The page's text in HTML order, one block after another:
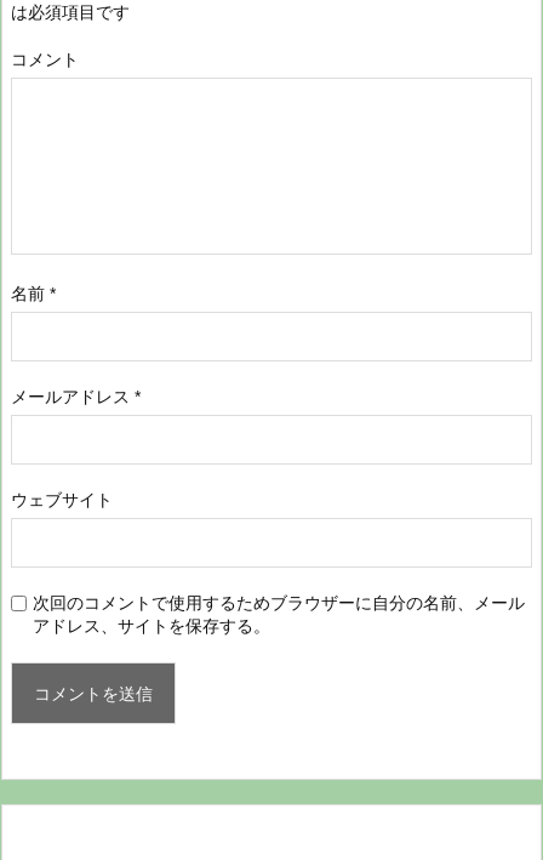
は必須項目です
コメント
名前 *
メールアドレス *
ウェブサイト
次回のコメントで使用するためブラウザーに自分の名前、メール
アドレス、サイトを保存する。